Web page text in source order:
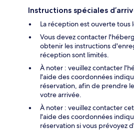
Instructions spéciales
La réception est ouverte tous
Vous devez contacter
obtenir les instructions
réception sont limités.
À noter : veuillez contacter
l'aide des coordonnées
réservation, afin de prendre
votre arrivée.
À noter : veuillez contacter
l'aide des coordonnées
réservation si vous prévoyez